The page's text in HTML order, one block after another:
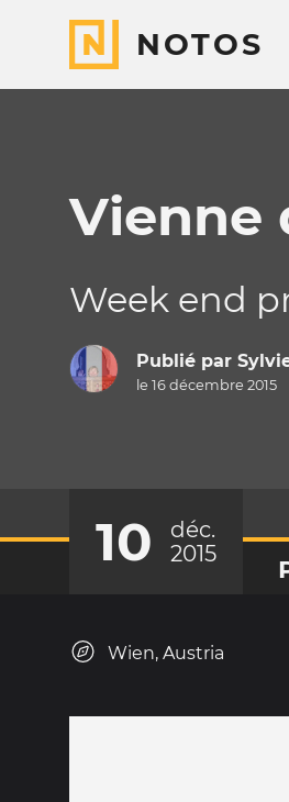
NOTOS
Vienne
Week end
Publié par
le 16 décembre 2015
10
déc.
2015
Wien, Austria